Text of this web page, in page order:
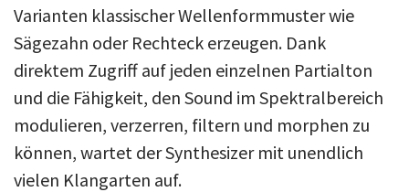
Tests
Tipps
Magazine
Über uns
Podcast
Varianten klassischer Wellenformmuster wie
Sägezahn oder Rechteck erzeugen. Dank
direktem Zugriff auf jeden einzelnen Partialton
und die Fähigkeit, den Sound im Spektralbereich
modulieren, verzerren, filtern und morphen zu
können, wartet der Synthesizer mit unendlich
vielen Klangarten auf.